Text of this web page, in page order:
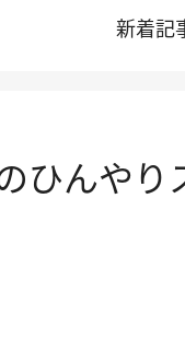
新着記
ひんや